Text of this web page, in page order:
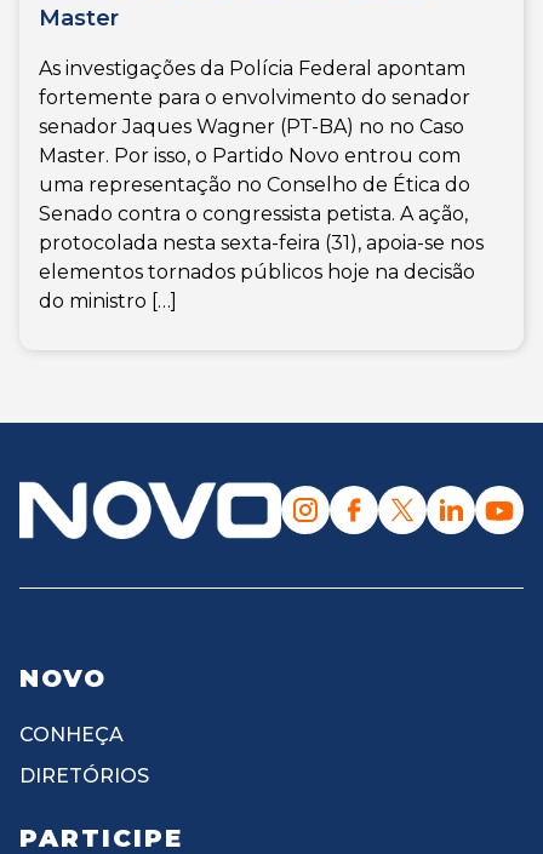
Master
As investigações da Polícia Federal apontam
fortemente para o envolvimento do senador
senador Jaques Wagner (PT-BA) no no Caso
Master. Por isso, o Partido Novo entrou com
uma representação no Conselho de Ética do
Senado contra o congressista petista. A ação,
protocolada nesta sexta-feira (31), apoia-se nos
elementos tornados públicos hoje na decisão
do ministro […]
NOVO
CONHEÇA
DIRETÓRIOS
PARTICIPE